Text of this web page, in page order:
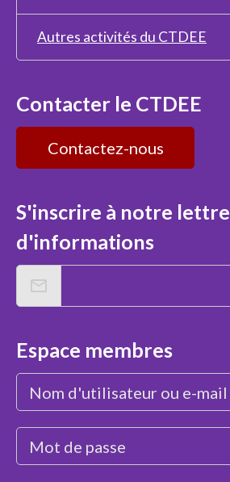
Autres activités du CTDEE
Contacter le CTDEE
Contactez-nous
S'inscrire à notre lettre
d'informations
Espace membres